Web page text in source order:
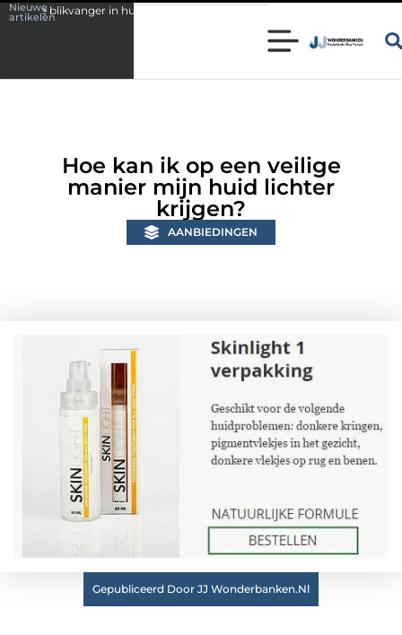
Nieuwe
artikelen
huis Wonen in een karakteristieke woning in Bunschoten?
Hoe kan ik op een veilige
manier mijn huid lichter
krijgen?
AANBIEDINGEN
Gepubliceerd Door JJ Wonderbanken.nl